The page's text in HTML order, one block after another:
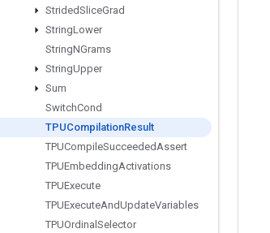
StridedSliceGrad
StringLower
StringNGrams
StringUpper
Sum
SwitchCond
TPUCompilationResult
TPUCompileSucceededAssert
TPUEmbeddingActivations
TPUExecute
TPUExecuteAndUpdateVariables
TPUOrdinal Selector